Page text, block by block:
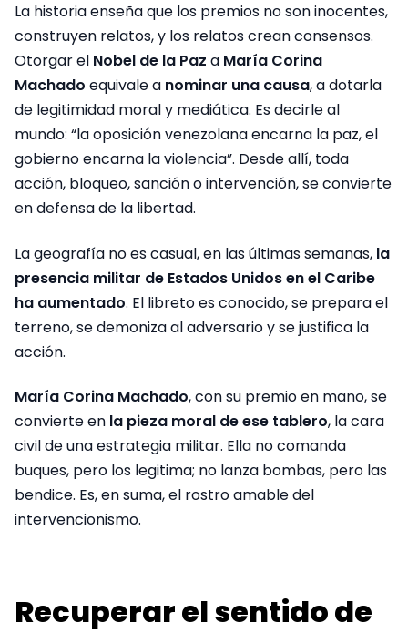
La historia enseña que los premios no son inocentes,
construyen relatos, y los relatos crean consensos.
Otorgar el Nobel de la Paz a María Corina
Machado equivale a nominar una causa, a dotarla
de legitimidad moral y mediática. Es decirle al
mundo: “la oposición venezolana encarna la paz, el
gobierno encarna la violencia”. Desde allí, toda
acción, bloqueo, sanción o intervención, se convierte
en defensa de la libertad.
La geografía no es casual, en las últimas semanas, la
presencia militar de Estados Unidos en el Caribe
ha aumentado. El libreto es conocido, se prepara el
terreno, se demoniza al adversario y se justifica la
acción.
María Corina Machado, con su premio en mano, se
convierte en la pieza moral de ese tablero, la cara
civil de una estrategia militar. Ella no comanda
buques, pero los legitima; no lanza bombas, pero las
bendice. Es, en suma, el rostro amable del
intervencionismo.
Recuperar el sentido de